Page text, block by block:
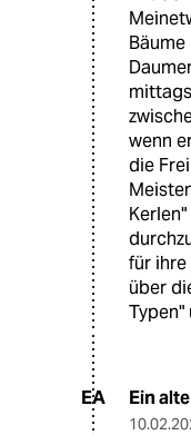
wenn
die
für
über
Typen"
EA Ein